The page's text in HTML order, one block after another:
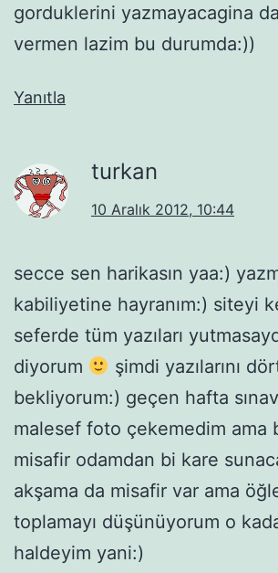
gorduklerini yazmayacagina
vermen lazim bu durumda:))
Yanıtla
turkan
10 Aralık 2012, 10:44
secce sen harikasın yaa:)
kabiliyetine hayranım:) siteyi
seferde tüm yazıları
diyorum
şimdi yazılarını
bekliyorum:) geçen hafta
malesef foto çekemedim ama
misafir odamdan bi kare
akşama da misafir var ama
toplamayı düşünüyorum o
haldeyim yani:)